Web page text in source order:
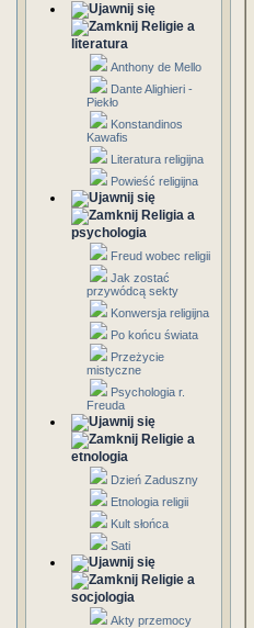
Religie a
literatura
Anthony de Mello
Dante Alighieri -
Piekło
Konstandinos
Kawafis
Literatura religijna
Powieść religijna
Religia a
psychologia
Freud wobec religii
Jak zostać
przywódcą sekty
Konwersja religijna
Po końcu świata
Przeżycie
mistyczne
Psychologia r.
Freuda
Religie a
etnologia
Dzień Zaduszny
Etnologia religii
Kult słońca
Sati
Religie a
socjologia
Akty przemocy